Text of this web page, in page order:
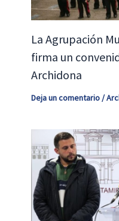
La Agrupación
firma un
Archidona
Deja un comentario/